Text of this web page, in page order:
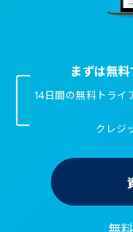
まずは無
14日間の無料トライ
クレジ
無